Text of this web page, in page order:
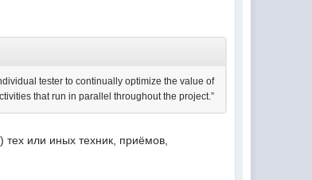
tester to continually optimize the value of
that run in parallel throughout the project.”
или иных техник, приёмов,